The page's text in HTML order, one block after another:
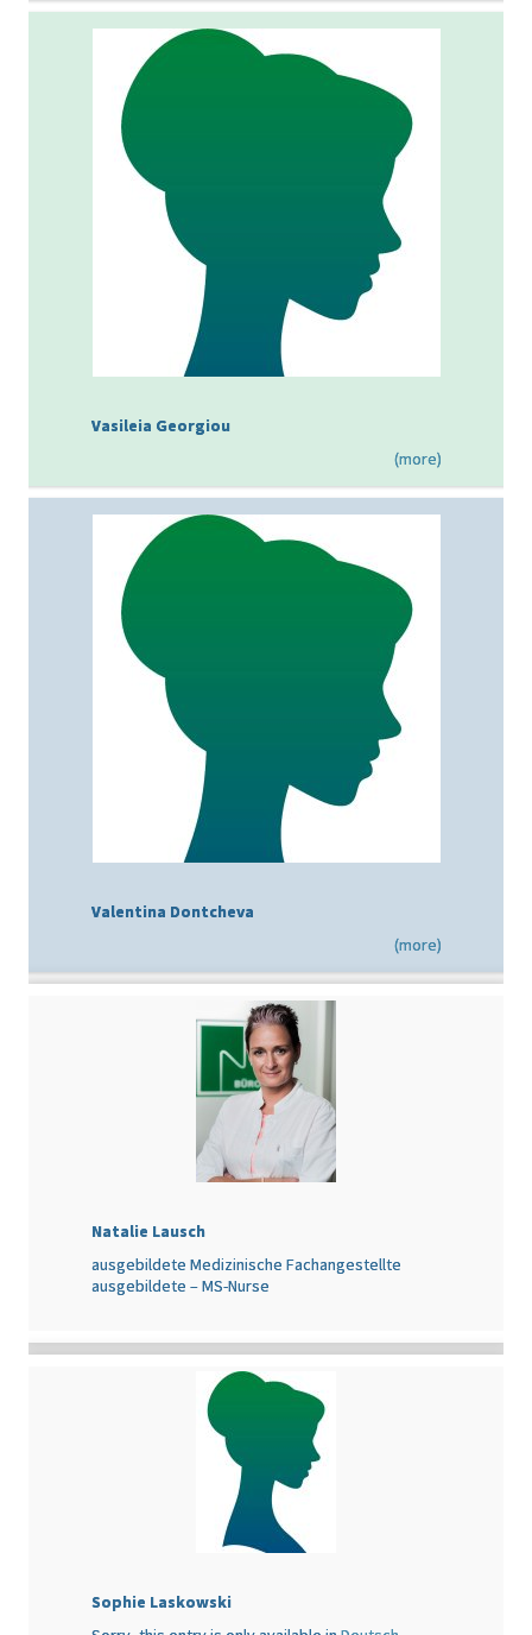
Vasileia Georgiou
(more)
Valentina Dontcheva
(more)
Natalie Lausch
ausgebildete Medizinische Fachangestellte
ausgebildete – MS-Nurse
Sophie Laskowski